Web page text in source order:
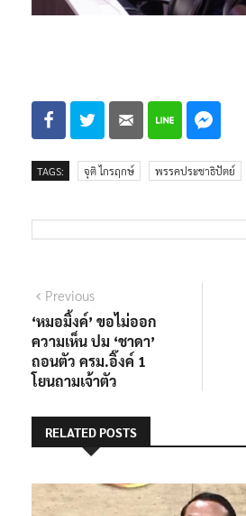
TAGS: จุติ ไกรฤกษ์ พรรคประชาธิปัตย์
แนะแนว
เรื่อง
PreviousPrevious
post:
‘หมอมิ้งค์’ ขอไม่ออก
ความเห็น ปม ‘ชาดา’
ถอนตัว ครม.อิ๊งค์ 1
โยนถามเจ้าตัว
RELATED POSTS